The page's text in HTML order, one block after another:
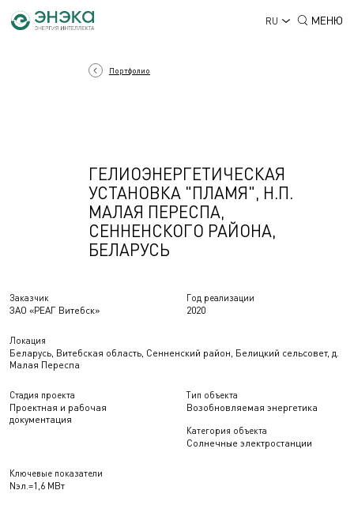
RU МЕНЮ
Заказчик
ЗАО «РЕАГ Витебск»
Год реализации
2020
Локация
Беларусь, Витебская область, Сенненский район, Белицкий сельсовет, д.
Малая Переспа
Стадия проекта
Проектная и рабочая
документация
Тип объекта
Возобновляемая энергетика
Категория объекта
Солнечные электростанции
Ключевые показатели
Nэл.=1,6 МВт
Портфолио
ГЕЛИОЭНЕРГЕТИЧЕСКАЯ
УСТАНОВКА "ПЛАМЯ", Н.П.
МАЛАЯ ПЕРЕСПА,
СЕННЕНСКОГО РАЙОНА,
БЕЛАРУСЬ